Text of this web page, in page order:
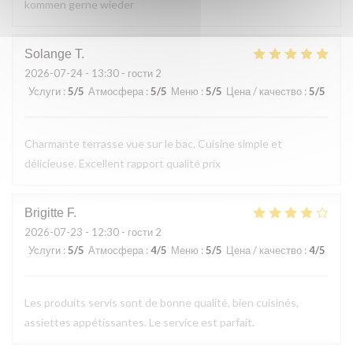
kommen gerne wieder
Solange T
2026-07-24 - 13:30 - гости 2
Услуги : 5/5 Атмосфера :5/5 Меню :5/5 Цена / качество : 5/5
Charmante terrasse vue sur le bac. Cuisine simple et
délicieuse. Excellent rapport qualité prix
Brigitte F
2026-07-23 - 12:30 - гости 2
Услуги : 5/5 Атмосфера : 4/5 Меню : 5/5 Цена / качество : 4/5
Les produits servis sont de bonne qualité, bien cuisinés,
assiettes appétissantes. Le service est parfait.